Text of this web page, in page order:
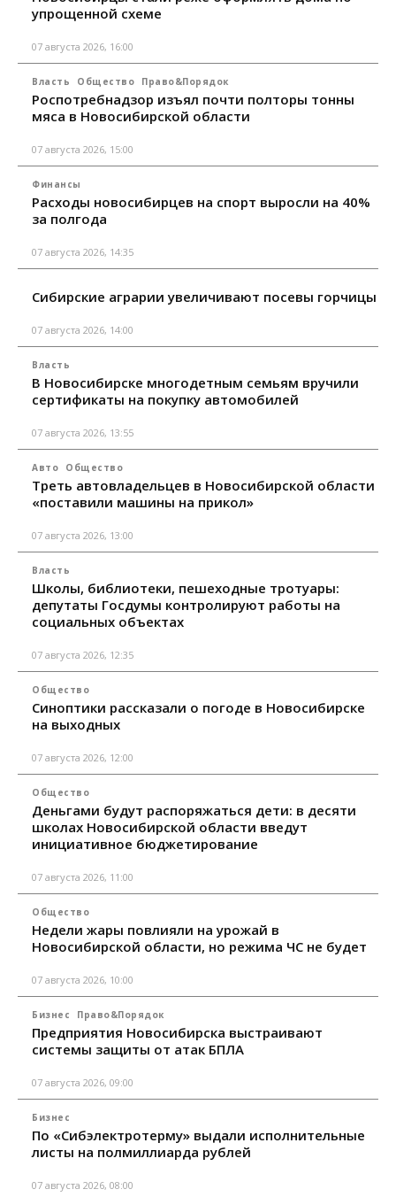
упрощенной схеме
07 августа 2026, 16:00
Власть Общество Право&Порядок
Роспотребнадзор изъял почти полторы тонны
мяса в Новосибирской области
07 августа 2026, 15:00
Финансы
Расходы новосибирцев на спорт выросли на 40%
за полгода
07 августа 2026, 14:35
Сибирские аграрии увеличивают посевы горчицы
07 августа 2026, 14:00
Власть
В Новосибирске многодетным семьям вручили
сертификаты на покупку автомобилей
07 августа 2026, 13:55
Авто Общество
Треть автовладельцев в Новосибирской области
«поставили машины на прикол»
07 августа 2026, 13:00
Власть
Школы, библиотеки, пешеходные тротуары:
депутаты Госдумы контролируют работы на
социальных объектах
07 августа 2026, 12:35
Общество
Синоптики рассказали о погоде в Новосибирске
на выходных
07 августа 2026, 12:00
Общество
Деньгами будут распоряжаться дети: в десяти
школах Новосибирской области введут
инициативное бюджетирование
07 августа 2026, 11:00
Общество
Недели жары повлияли на урожай в
Новосибирской области, но режима ЧС не будет
07 августа 2026, 10:00
Бизнес Право&Порядок
Предприятия Новосибирска выстраивают
системы защиты от атак БПЛА
07 августа 2026, 09:00
Бизнес
По «Сибэлектротерму» выдали исполнительные
листы на полмиллиарда рублей
07 августа 2026, 08:00